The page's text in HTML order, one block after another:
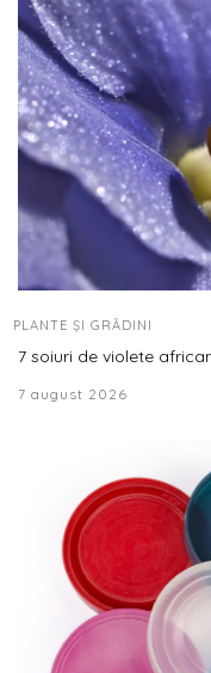
PLANTE ȘI GRĂDINI
7 soiuri de violete
7 august 2026